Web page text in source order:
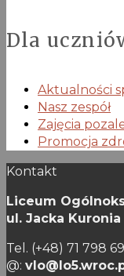
Dla
Aktualności
Nasz zespół
Zajęcia
Promocja
Kontakt
Liceum
ul. Jacka Kuronia
Tel. (+48) 71 798
@: